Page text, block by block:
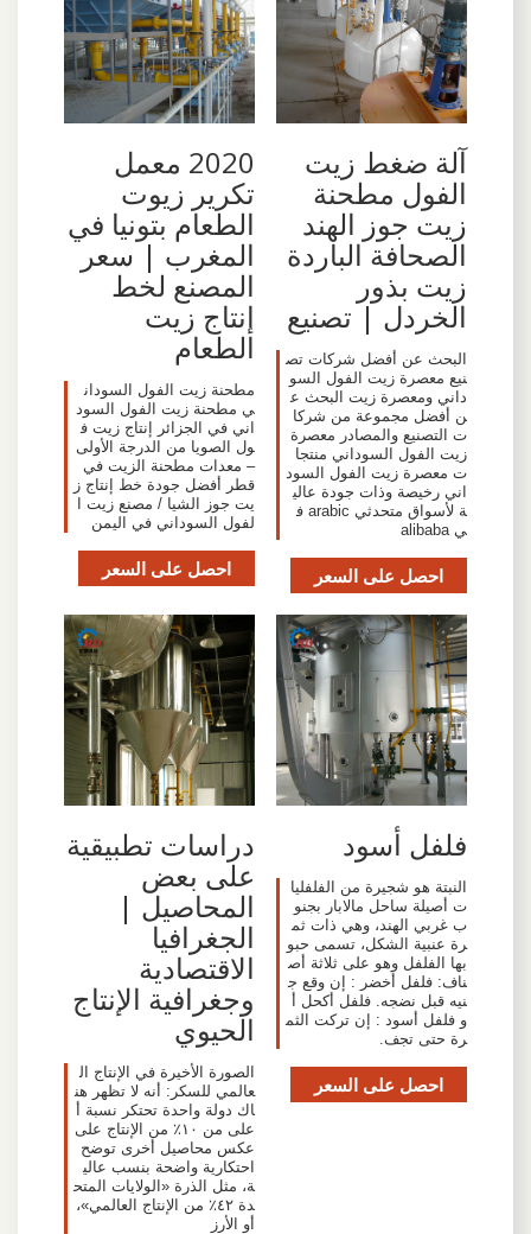
آلة ضغط زيت
الفول مطحنة
زيت جوز الهند
الصحافة الباردة
زيت بذور
الخردل | تصنيع
البحث عن أفضل شركات تص
نيع معصرة زيت الفول السو
داني ومعصرة زيت البحث ع
ن أفضل مجموعة من شركا
ت التصنيع والمصادر معصرة
زيت الفول السوداني منتجا
ت معصرة زيت الفول السود
اني رخيصة وذات جودة عالي
ة لأسواق متحدثي arabic ف
ي alibaba
احصل على السعر
2020 معمل
تكرير زيوت
الطعام بتونيا في
المغرب | سعر
المصنع لخط
إنتاج زيت
الطعام
مطحنة زيت الفول السودان
ي مطحنة زيت الفول السود
اني في الجزائر إنتاج زيت ف
ول الصويا من الدرجة الأولى
– معدات مطحنة الزيت في
قطر أفضل جودة خط إنتاج ز
يت جوز الشيا / مصنع زيت ا
لفول السوداني في اليمن
احصل على السعر
فلفل أسود
النبتة هو شجيرة من الفلفليا
ت أصيلة ساحل مالابار بجنو
ب غربي الهند، وهي ذات ثم
رة عنبية الشكل، تسمى حبو
بها الفلفل وهو على ثلاثة أص
ناف: فلفل أخضر : إن وقع ج
نيه قبل نضجه. فلفل أكحل أ
و فلفل أسود : إن تركت الثم
رة حتى تجف.
احصل على السعر
دراسات تطبيقية
على بعض
المحاصيل |
الجغرافيا
الاقتصادية
وجغرافية الإنتاج
الحيوي
الصورة الأخيرة في الإنتاج ال
عالمي للسكر: أنه لا تظهر هن
اك دولة واحدة تحتكر نسبة أ
على من ١٠٪ من الإنتاج على
عكس محاصيل أخرى توضح
احتكارية واضحة بنسب عالي
ة، مثل الذرة «الولايات المتح
دة ٤٢٪ من الإنتاج العالمي»،
أو الأرز